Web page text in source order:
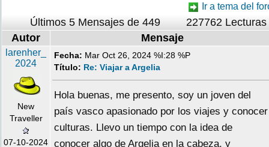
Ir a tema del
Últimos 5 Mensajes de 449
227762 Lecturas
Autor
Mensaje
larenher_
2024
New
Traveller
07-10-2024
Fecha: Mar Oct 26, 2024 %I:28 %P
Título: Re: Viajar a Argelia
Hola buenas, me presento, soy un joven del
país vasco apasionado por los viajes y conocer
culturas. Llevo un tiempo con la idea de
conocer algo de Argelia en la cabeza, y